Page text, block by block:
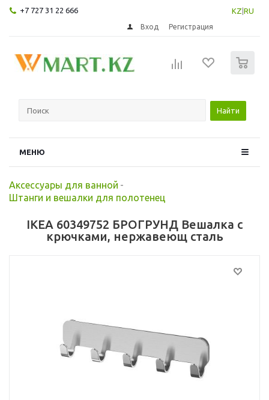
+7 727 31 22 666 KZ RU
Вход Регистрация
Найти
МЕНЮ
Аксессуары для ванной -
Штанги и вешалки для полотенец
IKEA 60349752 БРОГРУНД Вешалка с
крючками, нержавеющ сталь